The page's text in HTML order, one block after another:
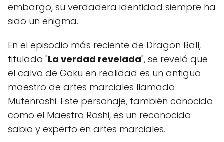
embargo, su verdadera identidad siempre ha
sido un enigma.
En el episodio más reciente de Dragon Ball,
titulado "La verdad revelada", se reveló que
el calvo de Goku en realidad es un antiguo
maestro de artes marciales llamado
Mutenroshi. Este personaje, también conocido
como el Maestro Roshi, es un reconocido
sabio y experto en artes marciales.